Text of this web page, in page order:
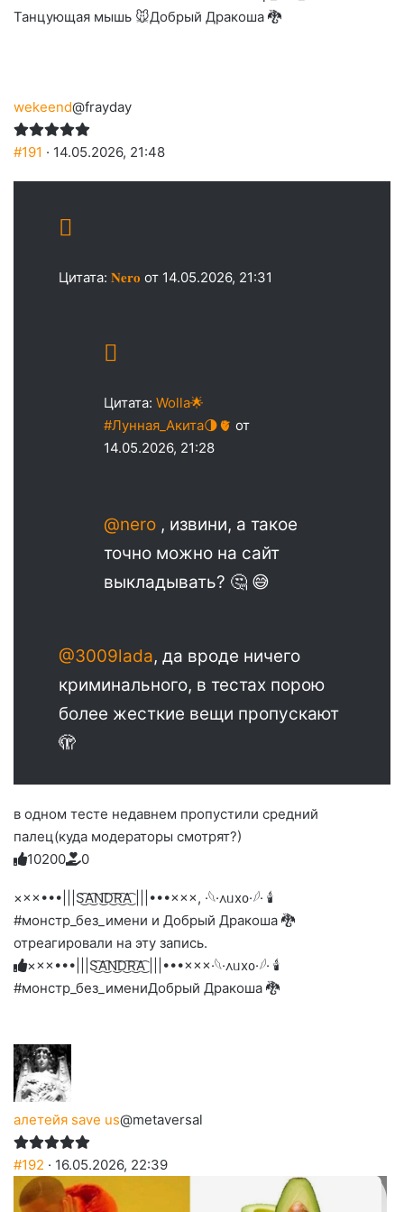
Танцующая мышь 🐭Добрый Дракоша 🐉
wekeend@frayday
#191 · 14.05.2026, 21:48
Цитата: 𝐍𝐞𝐫𝐨 от 14.05.2026, 21:31
Цитата: Wolla🌟
#Лунная_Акита🌗🫀 от
14.05.2026, 21:28
@nero , извини, а такое
точно можно на сайт
выкладывать? 🤔 😅
@3009lada, да вроде ничего
криминального, в тестах порою
более жесткие вещи пропускают
🫣
в одном тесте недавнем пропустили средний
палец(куда модераторы смотрят?)
Голосуйте
вверх.
1
Нажмите
реакцию:
улыбаюсь
0
Нажмите
реакцию:
смеюсь
до
слез
2
Нажмите
реакцию:
печаль
0
Нажмите
реакцию:
плачу
0
Нажмите
благодарю
0
×××•••|||S͜͡A͜͡N͜͡D͜͡R͜͡A͜͡ |||•••×××, ·𓆩·᧘ᥙх᧐·𓆪· 🕯
#монстр_без_имени и Добрый Дракоша 🐉
отреагировали на эту запись.
×××•••|||S͜͡A͜͡N͜͡D͜͡R͜͡A͜͡ |||•••×××·𓆩·᧘ᥙх᧐·𓆪· 🕯
#монстр_без_имениДобрый Дракоша 🐉
алетейя save us@metaversal
#192 · 16.05.2026, 22:39